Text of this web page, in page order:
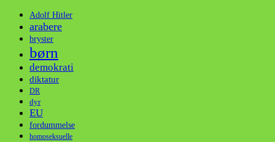
Adolf Hitler
arabere
bryster
børn
demokrati
diktatur
DR
dyr
EU
fordummelse
homoseksuelle